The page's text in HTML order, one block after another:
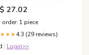
High Absorption,
Detoxification,
System & Skin
L- Glutathione,
C & Hyaluronic Acid,
Alternative, 2.02 OZ
& Household
27.02
order: 1 piece
4.3 (29 reviews)
: Login>>